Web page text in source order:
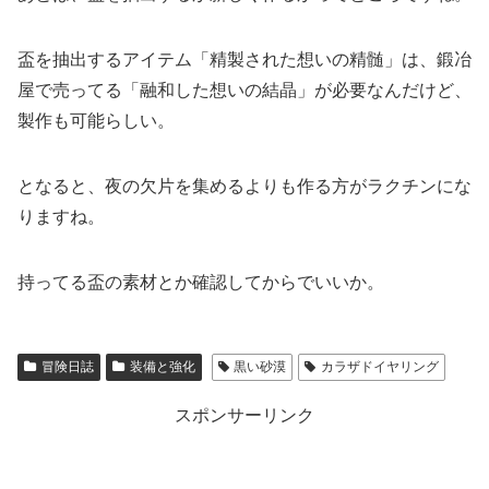
盃を抽出するアイテム「精製された想いの精髄」は、鍛冶
屋で売ってる「融和した想いの結晶」が必要なんだけど、
製作も可能らしい。
となると、夜の欠片を集めるよりも作る方がラクチンにな
りますね。
持ってる盃の素材とか確認してからでいいか。
冒険日誌 装備と強化 黒い砂漠 カラザドイヤリング
スポンサーリンク